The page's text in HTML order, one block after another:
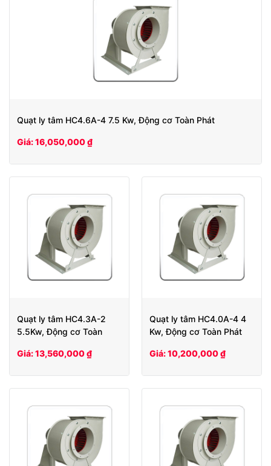
Quạt ly tâm HC4.6A-4 7.5 Kw, Động cơ Toàn Phát
Giá: 16,050,000 ₫
Quạt ly tâm HC4.3A-2
5.5Kw, Động cơ Toàn
Giá: 13,560,000 ₫
Quạt ly tâm HC4.0A-4 4
Kw, Động cơ Toàn Phát
Giá: 10,200,000 ₫